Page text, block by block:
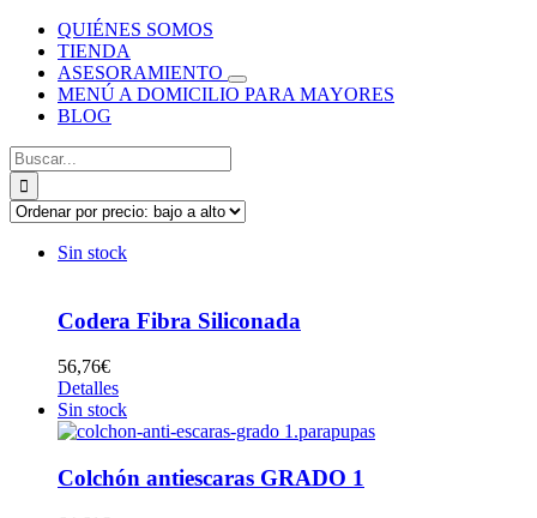
QUIÉNES SOMOS
TIENDA
ASESORAMIENTO
MENÚ A DOMICILIO PARA MAYORES
BLOG
Buscar:
Sin stock
Codera Fibra Siliconada
56,76€
Detalles
Sin stock
Colchón antiescaras GRADO 1